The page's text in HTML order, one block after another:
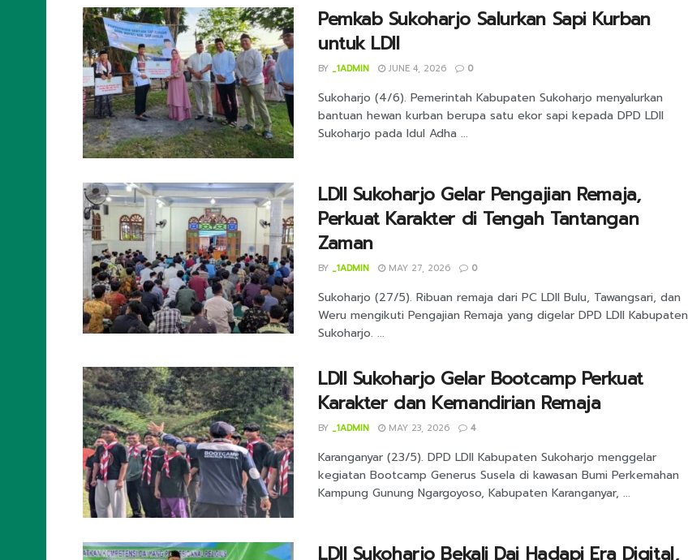
Pemkab Sukoharjo Salurkan Sapi Kurban
untuk LDII
BY _1ADMIN JUNE 4, 2026 0
Sukoharjo (4/6). Pemerintah Kabupaten Sukoharjo menyalurkan
bantuan hewan kurban berupa satu ekor sapi kepada DPD LDII
Sukoharjo pada Idul Adha ...
LDII Sukoharjo Gelar Pengajian Remaja,
Perkuat Karakter di Tengah Tantangan
Zaman
BY _1ADMIN MAY 27, 2026 0
Sukoharjo (27/5). Ribuan remaja dari PC LDII Bulu, Tawangsari, dan
Weru mengikuti Pengajian Remaja yang digelar DPD LDII Kabupaten
Sukoharjo. ...
LDII Sukoharjo Gelar Bootcamp Perkuat
Karakter dan Kemandirian Remaja
BY _1ADMIN MAY 23, 2026 4
Karanganyar (23/5). DPD LDII Kabupaten Sukoharjo menggelar
kegiatan Bootcamp Generus Susela di kawasan Bumi Perkemahan
Kampung Gunung Ngargoyoso, Kabupaten Karanganyar, ...
LDII Sukoharjo Bekali Dai Hadapi Era Digital,